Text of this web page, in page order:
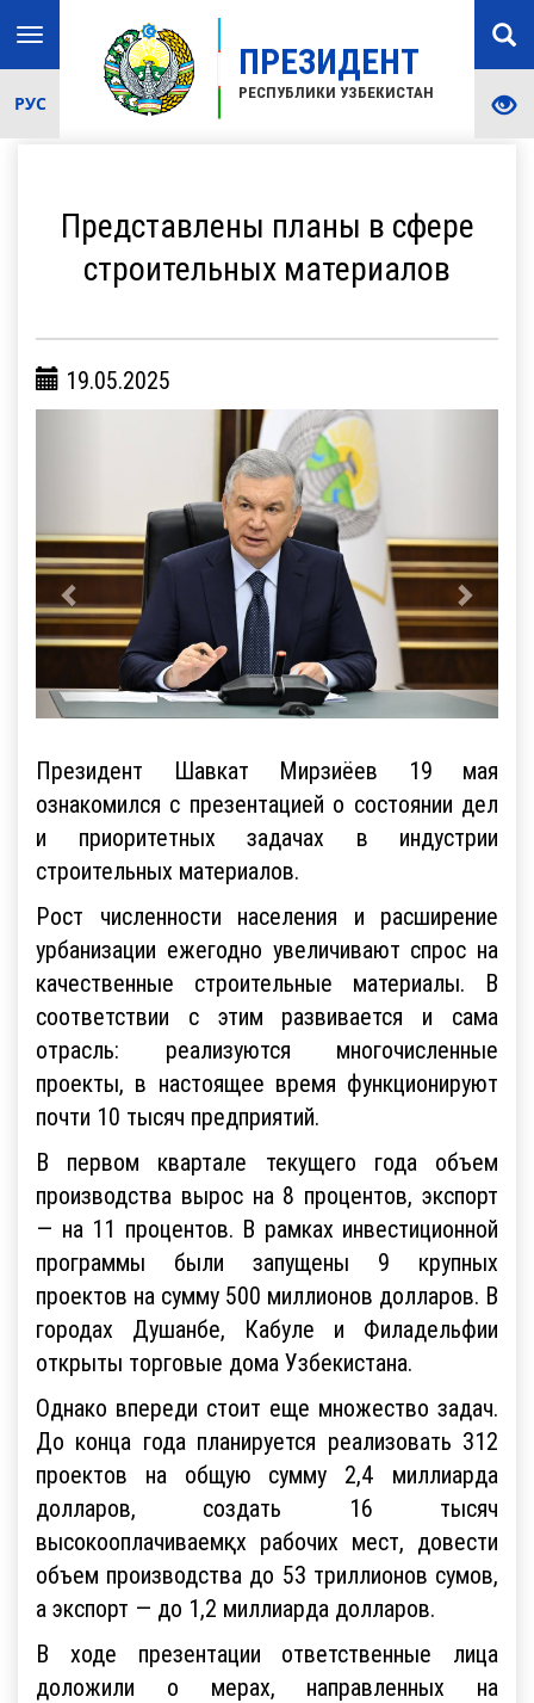
ПРЕЗИДЕНТ
РЕСПУБЛИКИ УЗБЕКИСТАН
Toggle
navigation
РУС
Представлены планы в сфере
строительных материалов
19.05.2025
Президент Шавкат Мирзиёев 19 мая
ознакомился с презентацией о состоянии дел
и приоритетных задачах в индустрии
строительных материалов.
Рост численности населения и расширение
урбанизации ежегодно увеличивают спрос на
качественные строительные материалы. В
соответствии с этим развивается и сама
отрасль: реализуются многочисленные
проекты, в настоящее время функционируют
почти 10 тысяч предприятий.
В первом квартале текущего года объем
производства вырос на 8 процентов, экспорт
— на 11 процентов. В рамках инвестиционной
программы были запущены 9 крупных
проектов на сумму 500 миллионов долларов. В
городах Душанбе, Кабуле и Филадельфии
открыты торговые дома Узбекистана.
Однако впереди стоит еще множество задач.
До конца года планируется реализовать 312
проектов на общую сумму 2,4 миллиарда
долларов, создать 16 тысяч
высокооплачиваемқх рабочих мест, довести
объем производства до 53 триллионов сумов,
а экспорт — до 1,2 миллиарда долларов.
В ходе презентации ответственные лица
доложили о мерах, направленных на